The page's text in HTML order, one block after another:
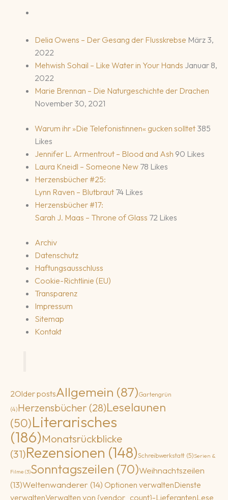
Delia Owens – Der Gesang der Flusskrebse März 3,
2022
Mehwish Sohail – Like Water in Your Hands Januar 8,
2022
Marie Brennan – Die Naturgeschichte der Drachen
November 30, 2021
Warum ihr »Die Telefonistinnen« gucken solltet 385
Likes
Jennifer L. Armentrout – Blood and Ash 90 Likes
Laura Kneidl – Someone New 78 Likes
Herzensbücher #25:
Lynn Raven – Blutbraut 74 Likes
Herzensbücher #17:
Sarah J. Maas – Throne of Glass 72 Likes
Archiv
Datenschutz
Haftungsausschluss
Cookie-Richtlinie (EU)
Transparenz
Impressum
Sitemap
Kontakt
2Older postsAllgemein (87)Gartengrün
(4)Herzensbücher (28)Leselaunen
(50)Literarisches
(186)Monatsrückblicke
(31)Rezensionen (148)Schreibwerkstatt (5)Serien &
Filme (3)Sonntagszeilen (70)Weihnachtszeilen
(13)Weltenwanderer (14) Optionen verwaltenDienste
verwaltenVerwalten von {vendor_count}-LieferantenLese